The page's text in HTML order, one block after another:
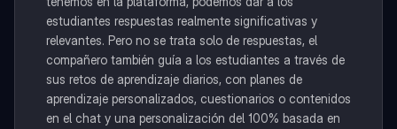
estudiantes respuestas realmente significativas y
relevantes. Pero no se trata solo de respuestas, el
compañero también guía a los estudiantes a través de
sus retos de aprendizaje diarios, con planes de
aprendizaje personalizados, cuestionarios o contenidos
en el chat y una personalización del 100% basada en